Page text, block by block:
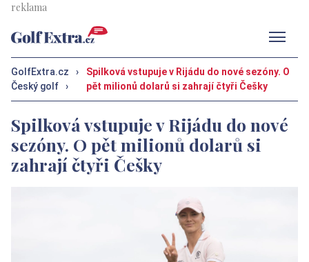
GolfExtra.cz
›
Český golf
›
Spilková vstupuje v Rijádu do nové sezóny. O
pět milionů dolarů si zahrají čtyři Češky
Spilková vstupuje v Rijádu do nové
sezóny. O pět milionů dolarů si
zahrají čtyři Češky